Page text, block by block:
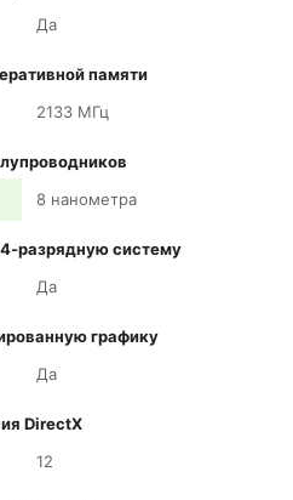
Да
памяти
2133 МГц
8 нанометра
разрядную систему
Да
графику
Да
DirectX
12